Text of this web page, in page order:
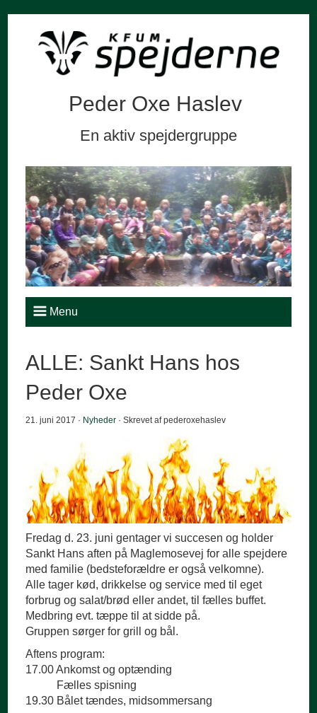
Peder Oxe Haslev
En aktiv spejdergruppe
Menu
ALLE: Sankt Hans hos
Peder Oxe
21. juni 2017 · Nyheder · Skrevet af pederoxehaslev
Fredag d. 23. juni gentager vi succesen og holder
Sankt Hans aften på Maglemosevej for alle spejdere
med familie (bedsteforældre er også velkomne).
Alle tager kød, drikkelse og service med til eget
forbrug og salat/brød eller andet, til fælles buffet.
Medbring evt. tæppe til at sidde på.
Gruppen sørger for grill og bål.
Aftens program:
17.00 Ankomst og optænding
Fælles spisning
19.30 Bålet tændes, midsommersang